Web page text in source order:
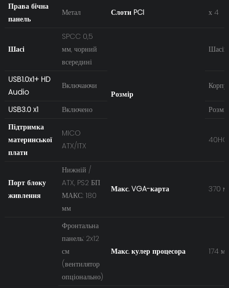
Права бічна
панель
Метал Слоти PCI х 4
Шасі
SPCC 0,5
мм, чорний
всередині
Розмір
USB1.0x1+ HD
Audio
Включаючи
USB3.0 x1 Включено
Підтримка
материнської
плати
MICO
ATX/ITX
Порт блоку
живлення
Нижній /
ATX, PS2 БП
МАКС: 180
мм
Макс. VGA-карта 370
Фронтальна
панель: 2x12
см
(вентилятор
опціонально)
Макс. кулер процесора 174